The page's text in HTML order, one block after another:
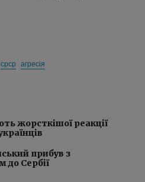
срср агресія
жорсткішої реакції
прибув з
до Сербії